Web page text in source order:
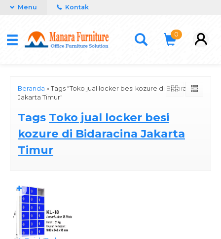
Menu Kontak
0
Beranda » Tags "Toko jual locker besi kozure di Bidaracina
Jakarta Timur"
Tags Toko jual locker besi
kozure di Bidaracina Jakarta
Timur
✚